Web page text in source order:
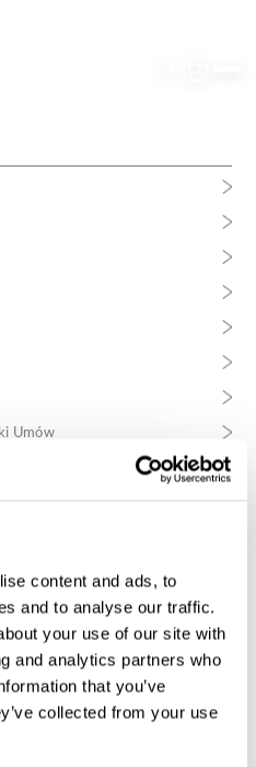
content and ads, to
and to analyse our traffic.
your use of our site with
and analytics partners who
that you’ve
collected from your use
Angielski
Umów